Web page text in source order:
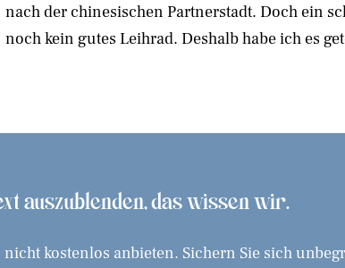
nach der chinesischen Partnerstadt. Doch ein
noch kein gutes Leihrad. Deshalb habe ich es
auszublenden, das wissen wir.
kostenlos anbieten. Sichern Sie sich